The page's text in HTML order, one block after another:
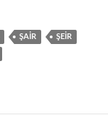
ŞAİR ŞEİR